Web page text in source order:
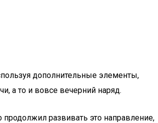
дополнительные элементы,
а то и вовсе вечерний наряд.
развивать это направление,